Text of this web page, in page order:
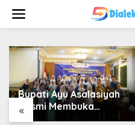
w
«
Bupati Ayu Asalasiyah
Resmi Membuka
Rakorwil HIMPAUDI se-